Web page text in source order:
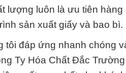
lượng luôn là ưu tiên
sản xuất giấy và bao bì.
đáp ứng nhanh chóng
Ty Hóa Chất Đắc